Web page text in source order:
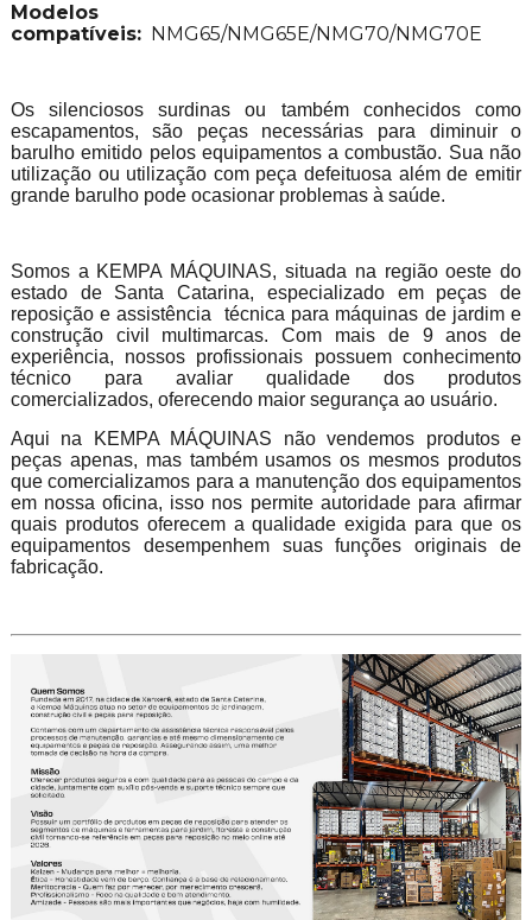
Modelos
compatíveis: NMG65/NMG65E/NMG70/NMG70E
Os silenciosos surdinas ou também conhecidos como
escapamentos, são peças necessárias para diminuir o
barulho emitido pelos equipamentos a combustão. Sua não
utilização ou utilização com peça defeituosa além de emitir
grande barulho pode ocasionar problemas à saúde.
Somos a KEMPA MÁQUINAS, situada na região oeste do
estado de Santa Catarina, especializado em peças de
reposição e assistência técnica para máquinas de jardim e
construção civil multimarcas. Com mais de 9 anos de
experiência, nossos profissionais possuem conhecimento
técnico para avaliar qualidade dos produtos
comercializados, oferecendo maior segurança ao usuário.
Aqui na KEMPA MÁQUINAS não vendemos produtos e
peças apenas, mas também usamos os mesmos produtos
que comercializamos para a manutenção dos equipamentos
em nossa oficina, isso nos permite autoridade para afirmar
quais produtos oferecem a qualidade exigida para que os
equipamentos desempenhem suas funções originais de
fabricação.